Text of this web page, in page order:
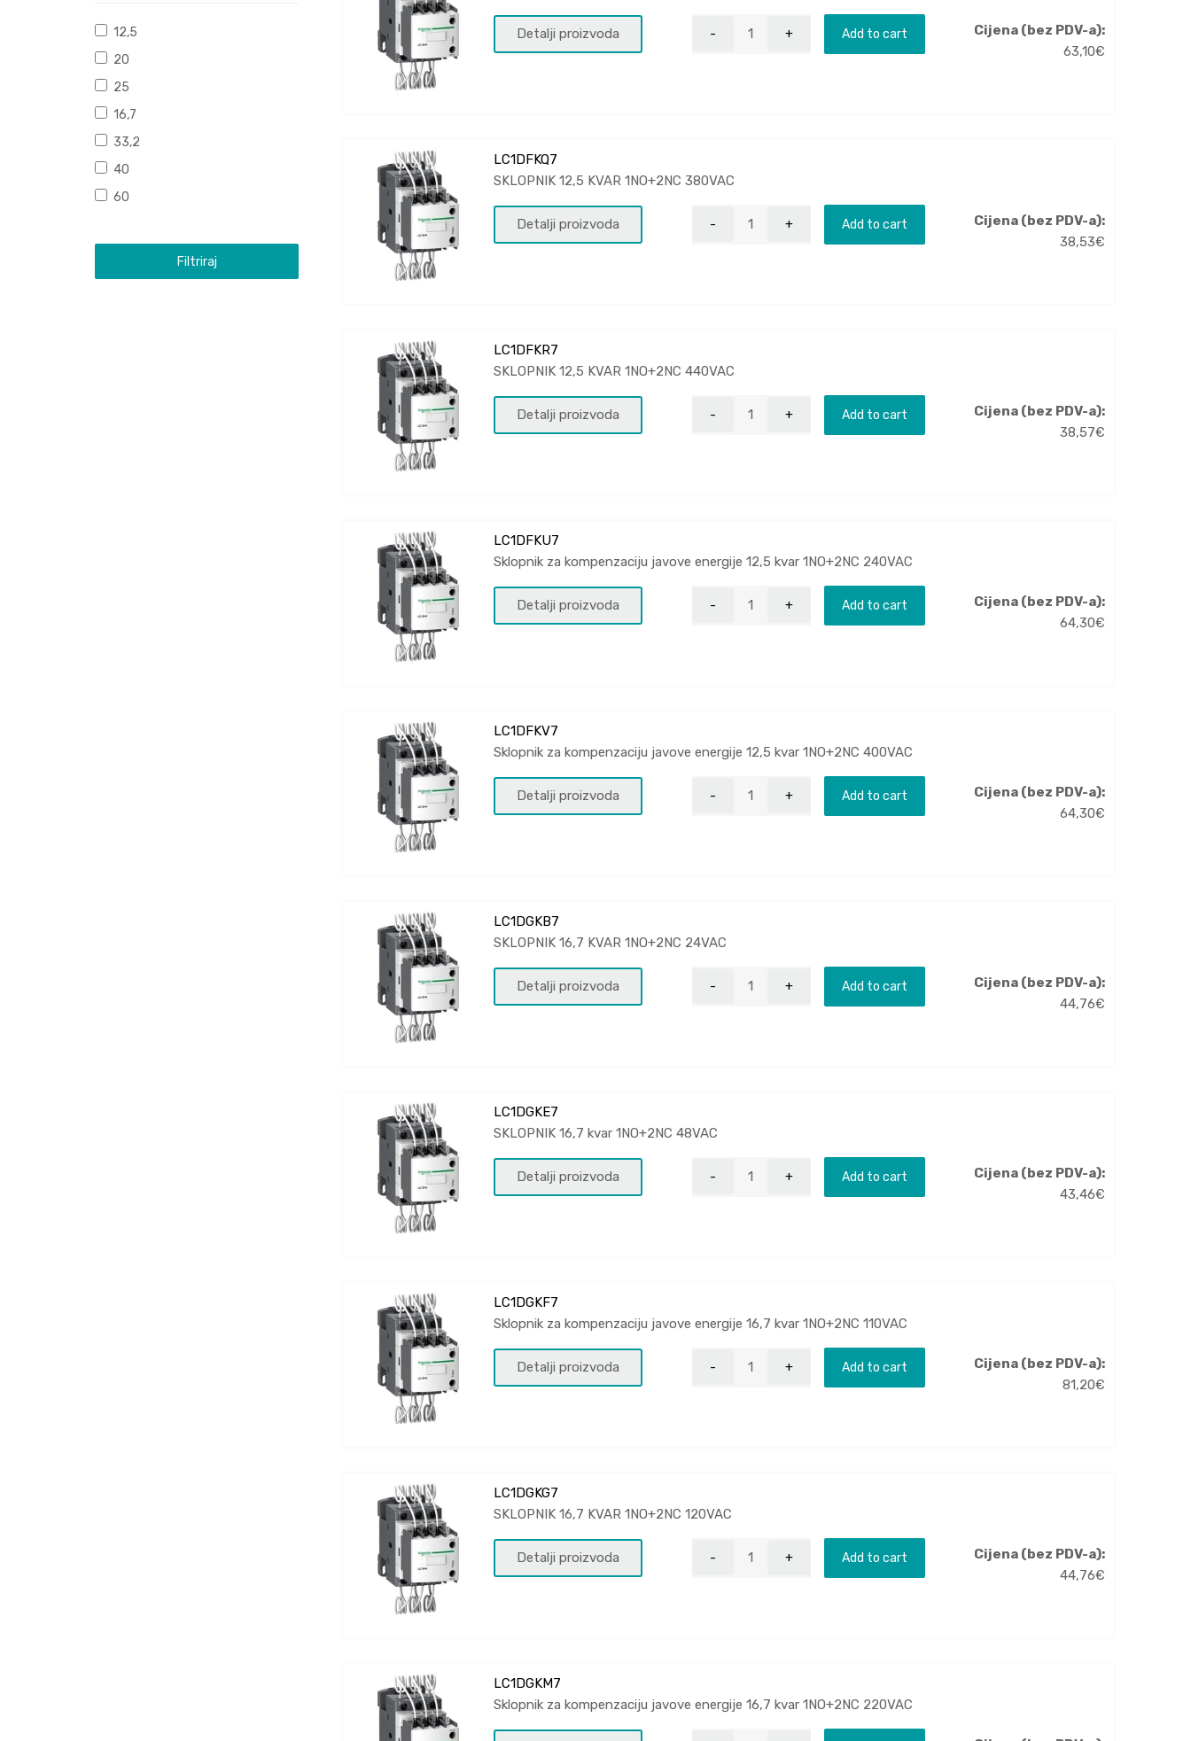
Detalji proizvoda Add to cart
Cijena (bez PDV-a):
63,10€
LC1DFKQ7
SKLOPNIK 12,5 KVAR 1NO+2NC 380VAC
Detalji proizvoda Add to cart
Cijena (bez PDV-a):
38,53€
LC1DFKR7
SKLOPNIK 12,5 KVAR 1NO+2NC 440VAC
Detalji proizvoda Add to cart
Cijena (bez PDV-a):
38,57€
LC1DFKU7
Sklopnik za kompenzaciju javove energije 12,5 kvar 1NO+2NC 240VAC
Detalji proizvoda Add to cart
Cijena (bez PDV-a):
64,30€
LC1DFKV7
Sklopnik za kompenzaciju javove energije 12,5 kvar 1NO+2NC 400VAC
Detalji proizvoda Add to cart
Cijena (bez PDV-a):
64,30€
LC1DGKB7
SKLOPNIK 16,7 KVAR 1NO+2NC 24VAC
Detalji proizvoda Add to cart
Cijena (bez PDV-a):
44,76€
LC1DGKE7
SKLOPNIK 16,7 kvar 1NO+2NC 48VAC
Detalji proizvoda Add to cart
Cijena (bez PDV-a):
43,46€
LC1DGKF7
Sklopnik za kompenzaciju javove energije 16,7 kvar 1NO+2NC 110VAC
Detalji proizvoda Add to cart
Cijena (bez PDV-a):
81,20€
LC1DGKG7
SKLOPNIK 16,7 KVAR 1NO+2NC 120VAC
Detalji proizvoda Add to cart
Cijena (bez PDV-a):
44,76€
LC1DGKM7
Sklopnik za kompenzaciju javove energije 16,7 kvar 1NO+2NC 220VAC
12,5
20
25
16,7
33,2
40
60
Filtriraj